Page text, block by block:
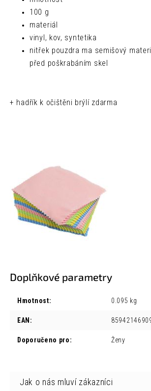
100 g
materiál
vinyl, kov, syntetika
nitřek pouzdra ma semišový
před poškrabáním skel
+ hadřík k očištěni brýlí zdarma
Doplňkové parametry
Hmotnost: 0.095 kg
EAN :
Doporučeno pro: Ženy